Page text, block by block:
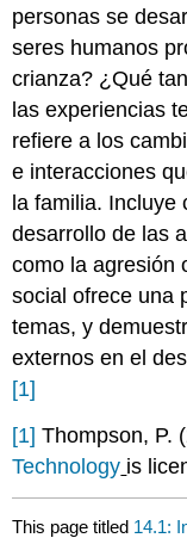
personas se
seres humanos
crianza? ¿Qué
las experiencias
refiere a los
e interacciones
la familia. Incluye
desarrollo de las
como la agresión
social ofrece una
temas, y
externos en el
[1]
[1] Thompson, P.
Technology is
This page titled 14.1: